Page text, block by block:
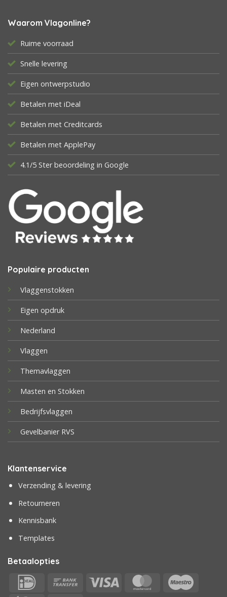
Waarom Vlagonline?
Ruime voorraad
Snelle levering
Eigen ontwerpstudio
Betalen met iDeal
Betalen met Creditcards
Betalen met ApplePay
4.1/5 Ster beoordeling in Google
Populaire producten
Vlaggenstokken
Eigen opdruk
Nederland
Vlaggen
Themavlaggen
Masten en Stokken
Bedrijfsvlaggen
Gevelbanier RVS
Klantenservice
Verzending & levering
Retourneren
Kennisbank
Templates
Betaalopties
IDeal
Bank
Visa MasterCard